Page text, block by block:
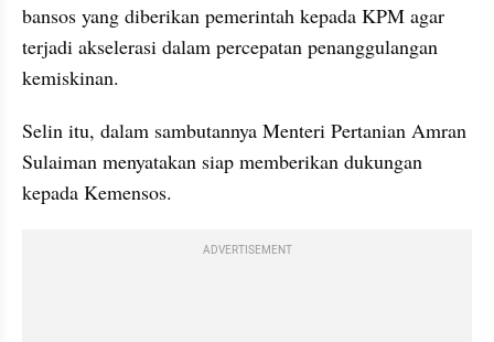
bansos yang diberikan pemerintah kepada KPM agar
terjadi akselerasi dalam percepatan penanggulangan
kemiskinan.
Selin itu, dalam sambutannya Menteri Pertanian Amran
Sulaiman menyatakan siap memberikan dukungan
kepada Kemensos.
ADVERTISEMENT